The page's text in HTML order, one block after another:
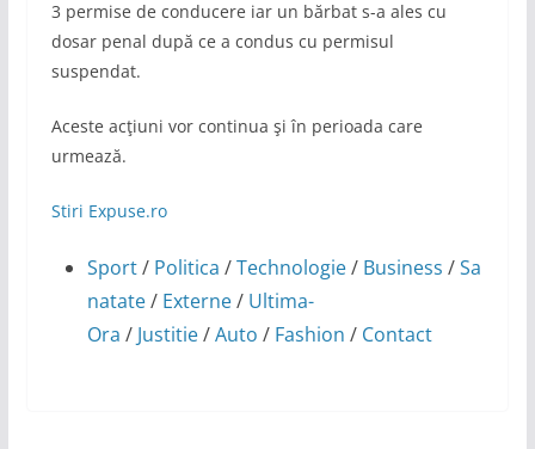
3 permise de conducere iar un bărbat s-a ales cu
dosar penal după ce a condus cu permisul
suspendat.
Aceste acţiuni vor continua şi în perioada care
urmează.
Stiri Expuse.ro
Sport/ Politica /Technologie/ Business /Sa
natate/ Externe/ Ultima-
Ora / Justitie/Auto / Fashion / Contact